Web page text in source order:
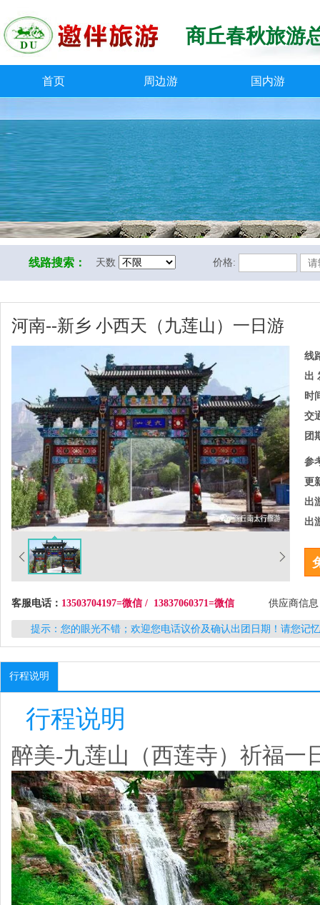
商丘春秋旅游
首页 周边游 国内游
线路搜索： 天数 价格:
河南--新乡 小西天（九莲山）一日游
线
出
时
交
团
参
更
出
出
客服电话： 13503704197=微信 / 13837060371=微信 供应商信
提示：您的眼光不错；欢迎您电话议价及确认出团日期！请您记
行程说明
行程说明
醉美-九莲山（西莲寺）祈福一